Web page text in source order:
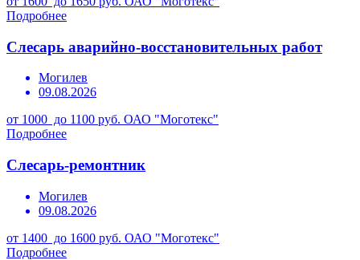
Подробнее
Слесарь аварийно-восстановительных работ
Могилев
09.08.2026
от 1000 до 1100 руб. ОАО "Моготекс"
Подробнее
Слесарь-ремонтник
Могилев
09.08.2026
от 1400 до 1600 руб. ОАО "Моготекс"
Подробнее